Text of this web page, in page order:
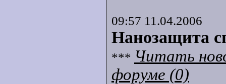
09:57 11.04.2006
Нанозащита
*** Читать
форуме (0)